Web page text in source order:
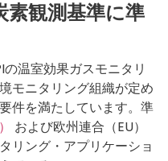
観測基準に準
温室効果ガスモニタリ
モニタリング組織が定め
件を満たしています。準
および欧州連合（EU）
リング・アプリケーショ